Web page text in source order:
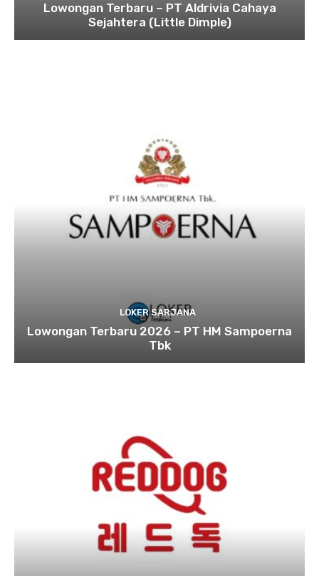
Lowongan Terbaru – PT Aldrivia Cahaya
Sejahtera (Little Dimple)
LOKER SARJANA
Lowongan Terbaru 2026 – PT HM Sampoerna
Tbk